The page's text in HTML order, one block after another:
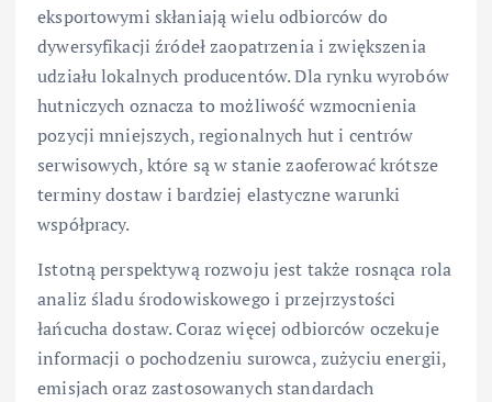
eksportowymi skłaniają wielu odbiorców do
dywersyfikacji źródeł zaopatrzenia i zwiększenia
udziału lokalnych producentów. Dla rynku wyrobów
hutniczych oznacza to możliwość wzmocnienia
pozycji mniejszych, regionalnych hut i centrów
serwisowych, które są w stanie zaoferować krótsze
terminy dostaw i bardziej elastyczne warunki
współpracy.
Istotną perspektywą rozwoju jest także rosnąca rola
analiz śladu środowiskowego i przejrzystości
łańcucha dostaw. Coraz więcej odbiorców oczekuje
informacji o pochodzeniu surowca, zużyciu energii,
emisjach oraz zastosowanych standardach